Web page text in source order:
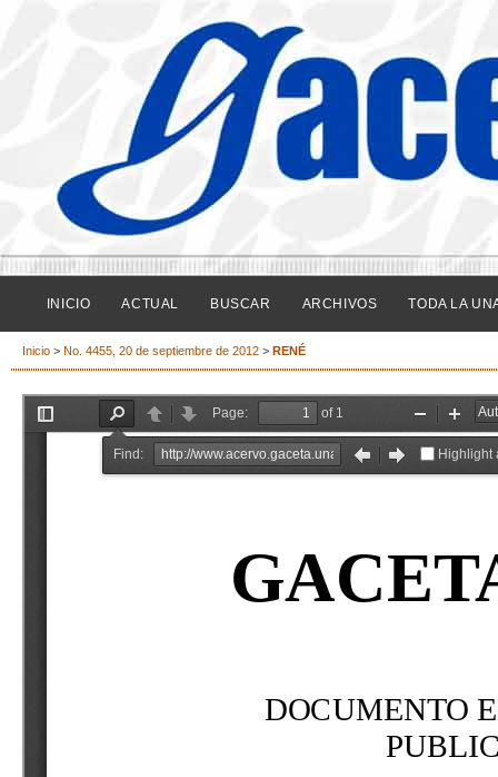
INICIO ACTUAL BUSCAR ARCHIVOS TODA LA
Inicio > No. 4455, 20 de septiembre de 2012 > RENÉ